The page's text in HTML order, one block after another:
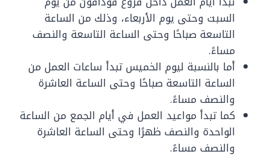
السبت وحتى يوم الأربعاء، وذلك من الساعة
التاسعة صباحًا وحتى الساعة التاسعة والنصف
مساءً.
أما بالنسبة ليوم الخميس تبدأ ساعات العمل من
الساعة التاسعة صباحًا وحتى الساعة العاشرة
والنصف مساءً.
كما تبدأ مواعيد العمل في أيام الجمع من الساعة
الواحدة والنصف ظهرًا وحتى الساعة العاشرة
والنصف مساءً.